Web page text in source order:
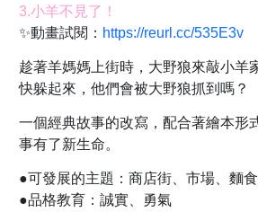
3.小羊不見了！
✨動畫試閱： https://reurl.cc/535E3v
趁著羊媽媽上街時，大野狼來敲小羊
快躲起來，他們會被大野狼抓到嗎？
一個經典故事的改寫，配合著繪本形
事有了新生命。
●可發展的主題：商店街、市場、麵
●品格教育：誠實、勇氣